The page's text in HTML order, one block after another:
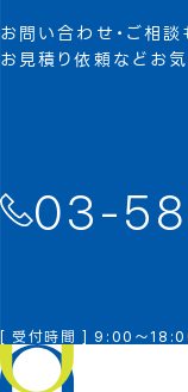
お問い合わせ・ご相談
お見積り依頼などお気
03-
[ 受付時間 ] 9:00～18:00